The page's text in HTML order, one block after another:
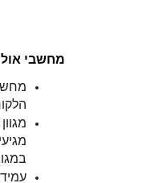
מחשבי אול